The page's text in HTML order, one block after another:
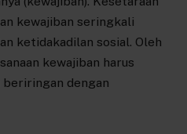
kewajiban seringkali
ketidakadilan sosial. Oleh
kewajiban harus
beriringan dengan